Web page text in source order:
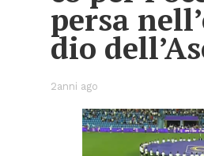
per­sa
dio
2anni ago